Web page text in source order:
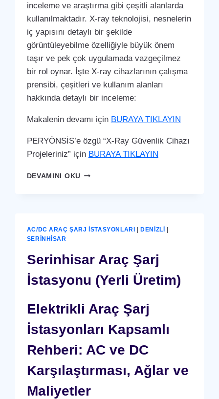
inceleme ve araştırma gibi çeşitli alanlarda
kullanılmaktadır. X-ray teknolojisi, nesnelerin
iç yapısını detaylı bir şekilde
görüntüleyebilme özelliğiyle büyük önem
taşır ve pek çok uygulamada vazgeçilmez
bir rol oynar. İşte X-ray cihazlarının çalışma
prensibi, çeşitleri ve kullanım alanları
hakkında detaylı bir inceleme:
Makalenin devamı için BURAYA TIKLAYIN
PERYÖNSİS’e özgü “X-Ray Güvenlik Cihazı
Projeleriniz” için BURAYA TIKLAYIN
DEVAMINI OKUSERINHISAR
AC/DC ARAÇ ŞARJ İSTASYONLARI DENIZLI
SERINHISAR
Serinhisar Araç Şarj
İstasyonu (Yerli Üretim)
Elektrikli Araç Şarj
İstasyonları Kapsamlı
Rehberi: AC ve DC
Karşılaştırması, Ağlar ve
Maliyetler